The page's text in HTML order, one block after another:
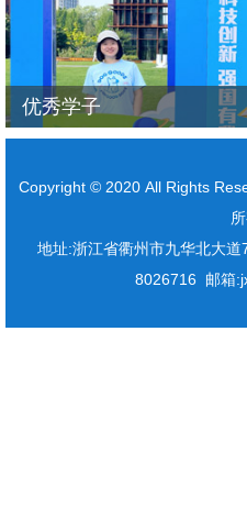
优秀学子
Copyright © 2020 All Rights
地址:浙江省衢州市九华北大
8026716 邮箱